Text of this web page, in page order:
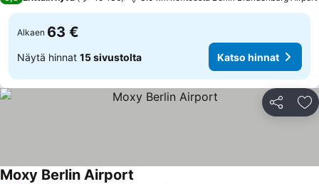
Alkaen 63 €
Näytä hinnat 15 sivustolta Katso hinnat
Jaa
Moxy Berlin Airport